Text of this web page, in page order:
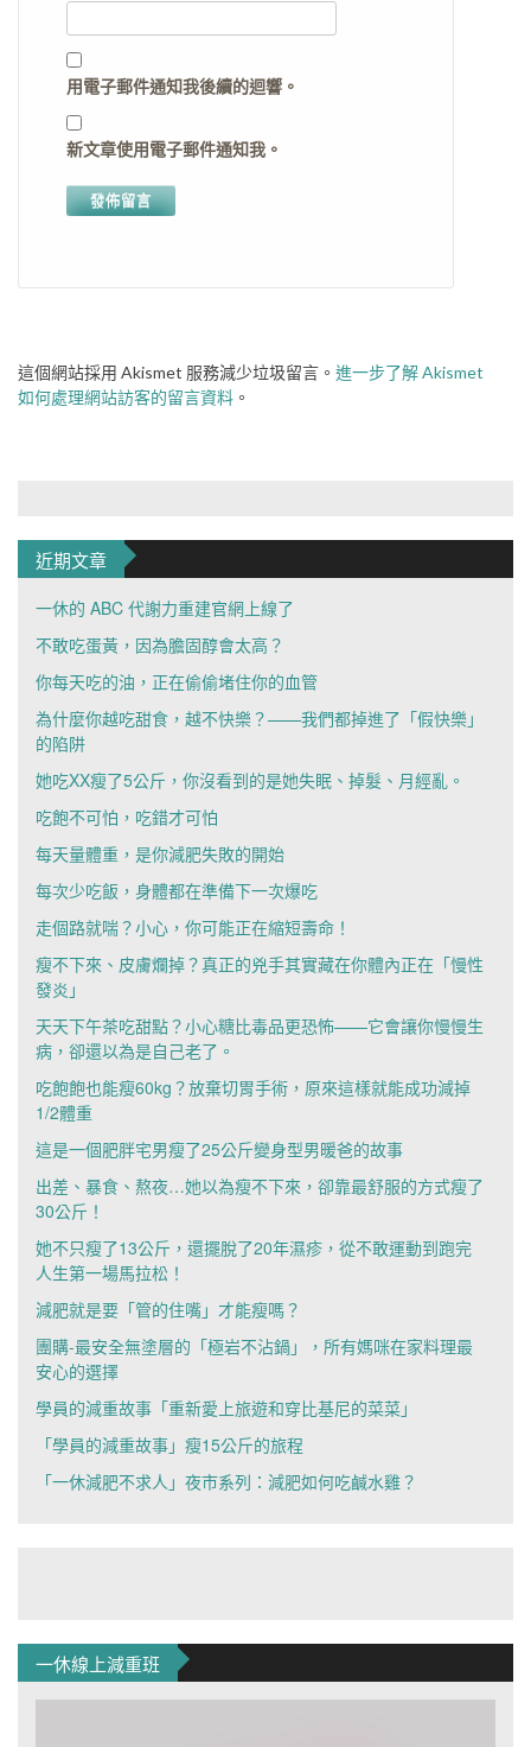
用電子郵件通知我後續的迴響。
新文章使用電子郵件通知我。
這個網站採用 Akismet 服務減少垃圾留言。 進一步了解 Akismet
如何處理網站訪客的留言資料 。
近期文章
一休的 ABC 代謝力重建官網上線了
不敢吃蛋黃，因為膽固醇會太高？
你每天吃的油，正在偷偷堵住你的血管
為什麼你越吃甜食，越不快樂？——我們都掉進了「假快樂」
的陷阱
她吃XX瘦了5公斤，你沒看到的是她失眠、掉髮、月經亂。
吃飽不可怕，吃錯才可怕
每天量體重，是你減肥失敗的開始
每次少吃飯，身體都在準備下一次爆吃
走個路就喘？小心，你可能正在縮短壽命！
瘦不下來、皮膚爛掉？真正的兇手其實藏在你體內正在「慢性
發炎」
天天下午茶吃甜點？小心糖比毒品更恐怖——它會讓你慢慢生
病，卻還以為是自己老了。
吃飽飽也能瘦60kg？放棄切胃手術，原來這樣就能成功減掉
1/2體重
這是一個肥胖宅男瘦了25公斤變身型男暖爸的故事
出差、暴食、熬夜…她以為瘦不下來，卻靠最舒服的方式瘦了
30公斤！
她不只瘦了13公斤，還擺脫了20年濕疹，從不敢運動到跑完
人生第一場馬拉松！
減肥就是要「管的住嘴」才能瘦嗎？
團購-最安全無塗層的「極岩不沾鍋」，所有媽咪在家料理最
安心的選擇
學員的減重故事「重新愛上旅遊和穿比基尼的菜菜」
「學員的減重故事」瘦15公斤的旅程
「一休減肥不求人」夜市系列：減肥如何吃鹹水雞？
一休線上減重班